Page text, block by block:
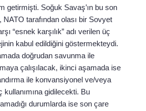
getirmişti. Soğuk Savaş’ın bu son
tarafından olası bir Sovyet
“esnek karşılık” adı verilen üç
kabul edildiğini göstermekteydi.
doğrudan savunma ile
çalışılacak, ikinci aşamada ise
ile konvansiyonel ve/veya
kullanımına gidilecekti. Bu
durumlarda ise son çare